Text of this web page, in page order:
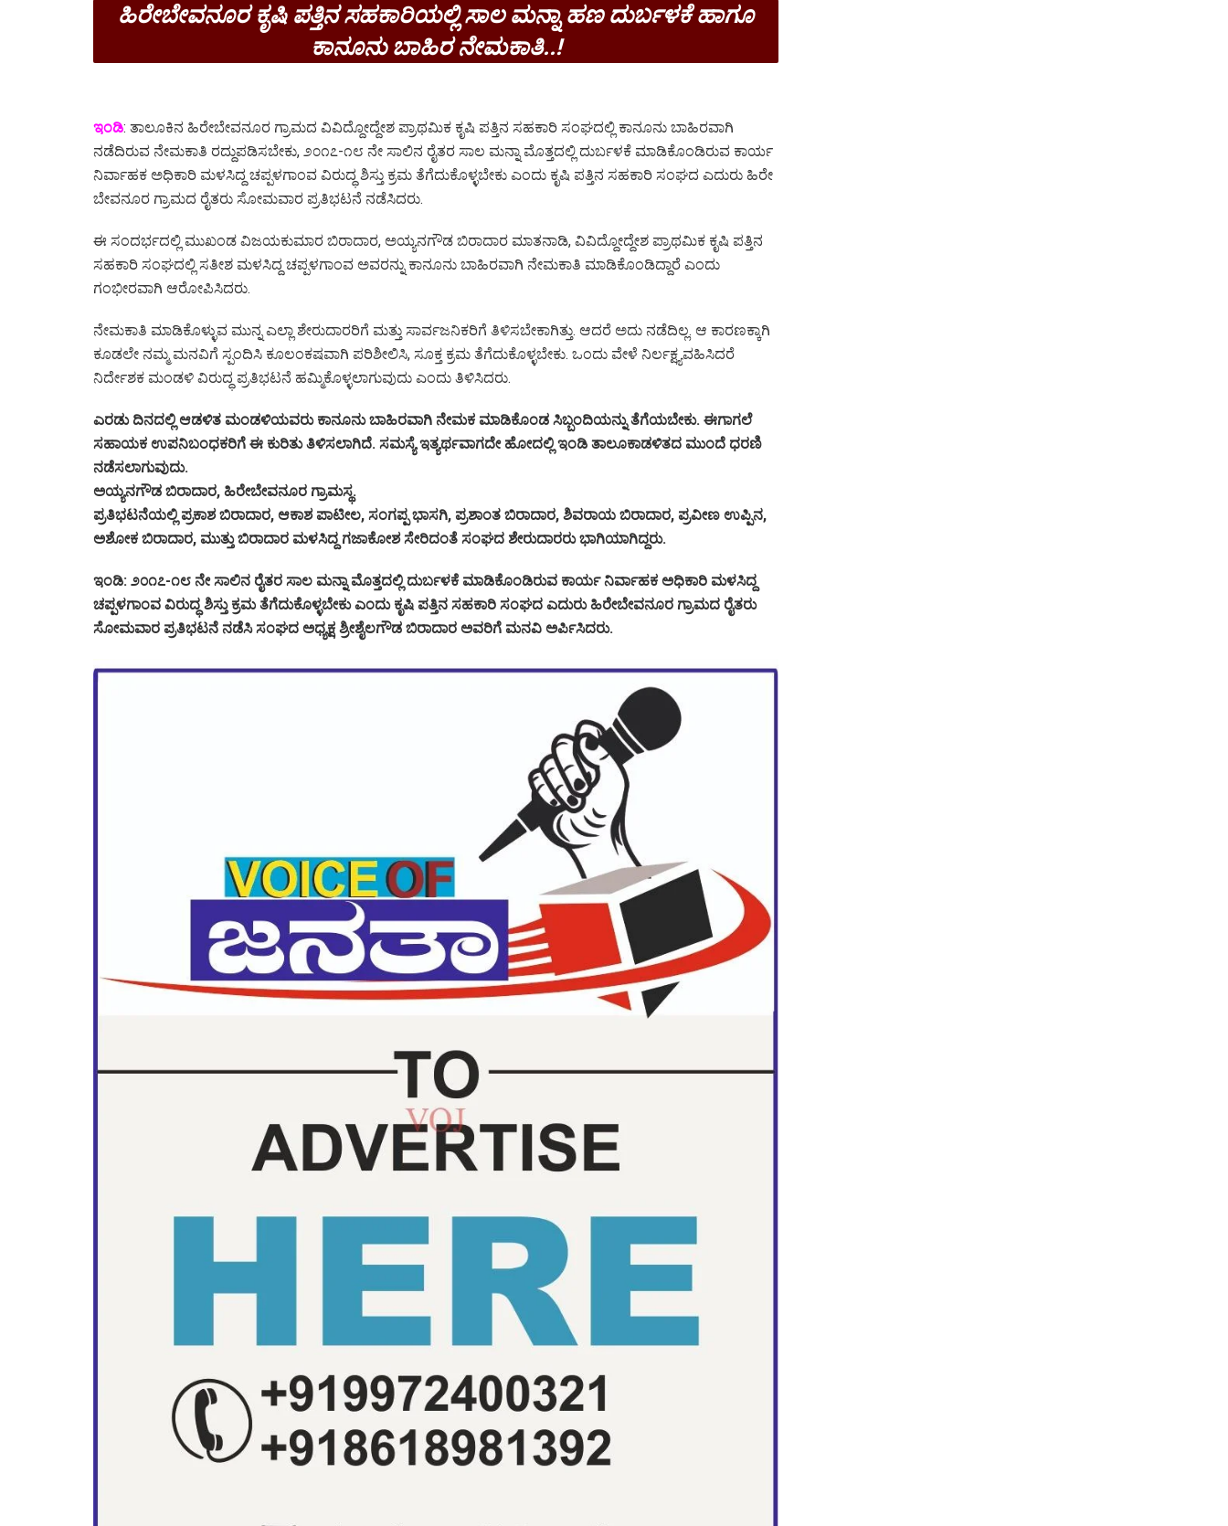
ಹಿರೇಬೇವನೂರ ಕೃಷಿ ಪತ್ತಿನ ಸಹಕಾರಿಯಲ್ಲಿ ಸಾಲ ಮನ್ನಾ ಹಣ ದುರ್ಬಳಕೆ ಹಾಗೂ
ಕಾನೂನು ಬಾಹಿರ ನೇಮಕಾತಿ..!
ಇಂಡಿ: ತಾಲೂಕಿನ ಹಿರೇಬೇವನೂರ ಗ್ರಾಮದ ವಿವಿದ್ದೋದ್ದೇಶ ಪ್ರಾಥಮಿಕ ಕೃಷಿ ಪತ್ತಿನ ಸಹಕಾರಿ ಸಂಘದಲ್ಲಿ ಕಾನೂನು ಬಾಹಿರವಾಗಿ
ನಡೆದಿರುವ ನೇಮಕಾತಿ ರದ್ದುಪಡಿಸಬೇಕು, ೨೦೧೭-೧೮ ನೇ ಸಾಲಿನ ರೈತರ ಸಾಲ ಮನ್ನಾ ಮೊತ್ತದಲ್ಲಿ ದುರ್ಬಳಕೆ ಮಾಡಿಕೊಂಡಿರುವ ಕಾರ್ಯ
ನಿರ್ವಾಹಕ ಅಧಿಕಾರಿ ಮಳಸಿದ್ದ ಚಪ್ಪಳಗಾಂವ ವಿರುದ್ಧ ಶಿಸ್ತು ಕ್ರಮ ತೆಗೆದುಕೊಳ್ಳಬೇಕು ಎಂದು ಕೃಷಿ ಪತ್ತಿನ ಸಹಕಾರಿ ಸಂಘದ ಎದುರು ಹಿರೇ
ಬೇವನೂರ ಗ್ರಾಮದ ರೈತರು ಸೋಮವಾರ ಪ್ರತಿಭಟನೆ ನಡೆಸಿದರು.
ಈ ಸಂದರ್ಭದಲ್ಲಿ ಮುಖಂಡ ವಿಜಯಕುಮಾರ ಬಿರಾದಾರ, ಅಯ್ಯನಗೌಡ ಬಿರಾದಾರ ಮಾತನಾಡಿ, ವಿವಿದ್ದೋದ್ದೇಶ ಪ್ರಾಥಮಿಕ ಕೃಷಿ ಪತ್ತಿನ
ಸಹಕಾರಿ ಸಂಘದಲ್ಲಿ ಸತೀಶ ಮಳಸಿದ್ದ ಚಪ್ಪಳಗಾಂವ ಅವರನ್ನು ಕಾನೂನು ಬಾಹಿರವಾಗಿ ನೇಮಕಾತಿ ಮಾಡಿಕೊಂಡಿದ್ದಾರೆ ಎಂದು
ಗಂಭೀರವಾಗಿ ಆರೋಪಿಸಿದರು.
ನೇಮಕಾತಿ ಮಾಡಿಕೊಳ್ಳುವ ಮುನ್ನ ಎಲ್ಲಾ ಶೇರುದಾರರಿಗೆ ಮತ್ತು ಸಾರ್ವಜನಿಕರಿಗೆ ತಿಳಿಸಬೇಕಾಗಿತ್ತು. ಆದರೆ ಅದು ನಡೆದಿಲ್ಲ. ಆ ಕಾರಣಕ್ಕಾಗಿ
ಕೂಡಲೇ ನಮ್ಮ ಮನವಿಗೆ ಸ್ಪಂದಿಸಿ ಕೂಲಂಕಷವಾಗಿ ಪರಿಶೀಲಿಸಿ, ಸೂಕ್ತ ಕ್ರಮ ತೆಗೆದುಕೊಳ್ಳಬೇಕು. ಒಂದು ವೇಳೆ ನಿರ್ಲಕ್ಷ್ಯವಹಿಸಿದರೆ
ನಿರ್ದೇಶಕ ಮಂಡಳಿ ವಿರುದ್ಧ ಪ್ರತಿಭಟನೆ ಹಮ್ಮಿಕೊಳ್ಳಲಾಗುವುದು ಎಂದು ತಿಳಿಸಿದರು.
ಎರಡು ದಿನದಲ್ಲಿ ಆಡಳಿತ ಮಂಡಳಿಯವರು ಕಾನೂನು ಬಾಹಿರವಾಗಿ ನೇಮಕ ಮಾಡಿಕೊಂಡ ಸಿಬ್ಬಂದಿಯನ್ನು ತೆಗೆಯಬೇಕು. ಈಗಾಗಲೆ
ಸಹಾಯಕ ಉಪನಿಬಂಧಕರಿಗೆ ಈ ಕುರಿತು ತಿಳಿಸಲಾಗಿದೆ. ಸಮಸ್ಯೆ ಇತ್ಯರ್ಥವಾಗದೇ ಹೋದಲ್ಲಿ ಇಂಡಿ ತಾಲೂಕಾಡಳಿತದ ಮುಂದೆ ಧರಣಿ
ನಡೆಸಲಾಗುವುದು.
ಅಯ್ಯನಗೌಡ ಬಿರಾದಾರ, ಹಿರೇಬೇವನೂರ ಗ್ರಾಮಸ್ಥ.
ಪ್ರತಿಭಟನೆಯಲ್ಲಿ ಪ್ರಕಾಶ ಬಿರಾದಾರ, ಆಕಾಶ ಪಾಟೀಲ, ಸಂಗಪ್ಪ ಭಾಸಗಿ, ಪ್ರಶಾಂತ ಬಿರಾದಾರ, ಶಿವರಾಯ ಬಿರಾದಾರ, ಪ್ರವೀಣ ಉಪ್ಪಿನ,
ಅಶೋಕ ಬಿರಾದಾರ, ಮುತ್ತು ಬಿರಾದಾರ ಮಳಸಿದ್ದ ಗಜಾಕೋಶ ಸೇರಿದಂತೆ ಸಂಘದ ಶೇರುದಾರರು ಭಾಗಿಯಾಗಿದ್ದರು.
ಇಂಡಿ: ೨೦೧೭-೧೮ ನೇ ಸಾಲಿನ ರೈತರ ಸಾಲ ಮನ್ನಾ ಮೊತ್ತದಲ್ಲಿ ದುರ್ಬಳಕೆ ಮಾಡಿಕೊಂಡಿರುವ ಕಾರ್ಯ ನಿರ್ವಾಹಕ ಅಧಿಕಾರಿ ಮಳಸಿದ್ದ
ಚಪ್ಪಳಗಾಂವ ವಿರುದ್ಧ ಶಿಸ್ತು ಕ್ರಮ ತೆಗೆದುಕೊಳ್ಳಬೇಕು ಎಂದು ಕೃಷಿ ಪತ್ತಿನ ಸಹಕಾರಿ ಸಂಘದ ಎದುರು ಹಿರೇಬೇವನೂರ ಗ್ರಾಮದ ರೈತರು
ಸೋಮವಾರ ಪ್ರತಿಭಟನೆ ನಡೆಸಿ ಸಂಘದ ಅಧ್ಯಕ್ಷ ಶ್ರೀಶೈಲಗೌಡ ಬಿರಾದಾರ ಅವರಿಗೆ ಮನವಿ ಅರ್ಪಿಸಿದರು.